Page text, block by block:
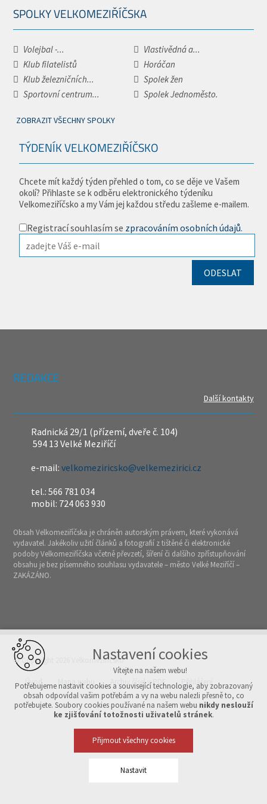
Nastavení cookies
Vítejte na našem webu!
Potřebujeme nastavit cookies a související technologie, aby zobrazovaný
obsah odpovídal vašim potřebám a vy na webu nalezli přesně to, co
potřebujete. Soubory cookies používané na našem webu nikdy neslouží
ke zjišťování totožnosti uživatelů stránek.
Přijmout všechny cookies
Nastavit
SPOLKY VELKOMEZIŘÍČSKA
Volejbal -...
Vlastivědná a...
Klub filatelistů
Horáčan
Klub železničních...
Spolek žen
Sportovní centrum...
Spolek Jednoměsto.
ZOBRAZIT VŠECHNY SPOLKY
TÝDENÍK VELKOMEZIŘÍČSKO
Chcete mít každý týden přehled o tom, co se děje ve Vašem
okolí? Přihlaste se k odběru elektronického týdeníku
Velkomeziříčsko a my Vám jej každou středu zašleme e-mailem.
Registrací souhlasím se zpracováním osobních údajů.
REDAKCE
Další kontakty
Radnická 29/1 (přízemí, dveře č. 104)
594 13 Velké Meziříčí
e-mail:velkomeziricsko@velkemezirici.cz
tel.: 566 781 034
mobil: 724 063 930
Obsah Velkomeziříčska je chráněn autorským právem, které vykonává
vydavatel. Jakékoliv užití článků a fotografií z tištěné či elektronické
podoby Velkomeziříčska včetně převzetí, šíření či dalšího zpřístupňování
obsahu je bez písemného souhlasu vydavatele – město Velké Meziříčí –
ZAKÁZÁNO.
© Copyright 2026 Velkomeziříčsko
Úvod Mapa webu Archiv čísel v PDF Přihlášení
Vytvořeno v xart.cz